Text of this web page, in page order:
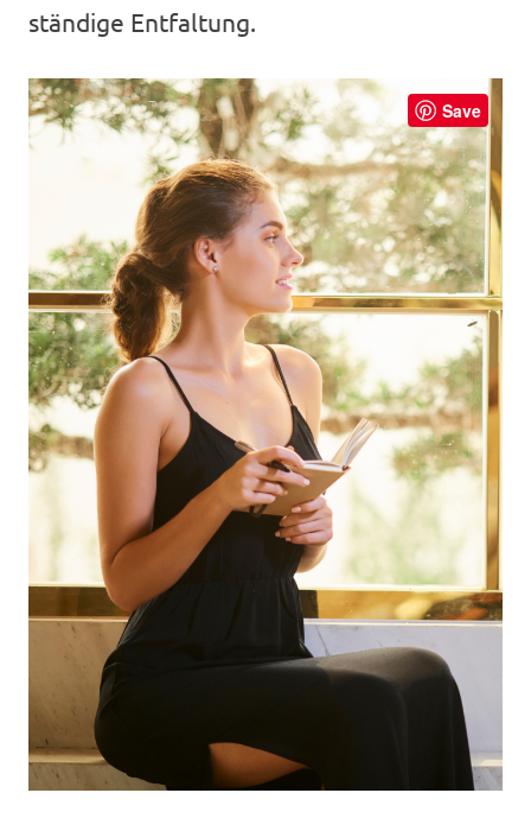
ständige Entfaltung.
Save